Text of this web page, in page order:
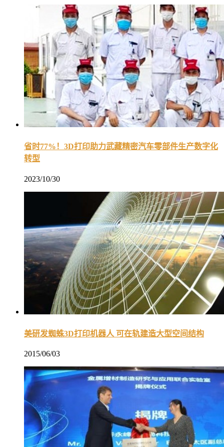
省时77%！3D打印助力武藏精密汽车零部件生产数字化
转型
2023/10/30
美研发蜘蛛3D打印机器人 可在轨建造大型空间结构
2015/06/03